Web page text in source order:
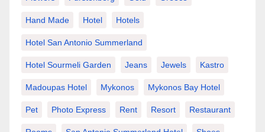
Hand Made Hotel Hotels
Hotel San Antonio Summerland
Hotel Sourmeli Garden Jeans Jewels Kastro
Madoupas Hotel Mykonos Mykonos Bay Hotel
Pet Photo Express Rent Resort Restaurant